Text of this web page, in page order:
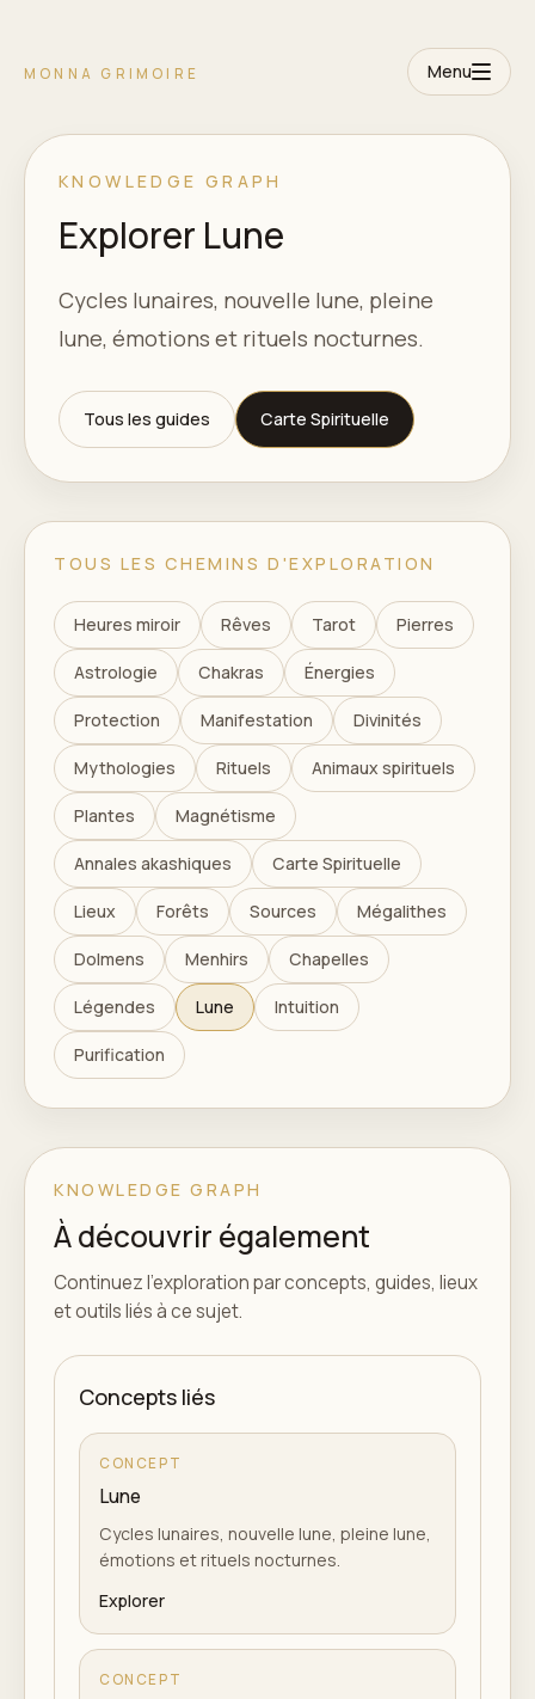
MONNA GRIMOIRE Menu
KNOWLEDGE GRAPH
Explorer Lune
Cycles lunaires, nouvelle lune, pleine
lune, émotions et rituels nocturnes.
Tous les guides Carte Spirituelle
TOUS LES CHEMINS D'EXPLORATION
Heures miroir Rêves Tarot Pierres
Astrologie Chakras Énergies
Protection Manifestation Divinités
Mythologies Rituels Animaux spirituels
Plantes Magnétisme
Annales akashiques Carte Spirituelle
Lieux Forêts Sources Mégalithes
Dolmens Menhirs Chapelles
Légendes Lune Intuition
Purification
KNOWLEDGE GRAPH
À découvrir également
Continuez l'exploration par concepts, guides, lieux
et outils liés à ce sujet.
Concepts liés
CONCEPT
Lune
Cycles lunaires, nouvelle lune, pleine lune,
émotions et rituels nocturnes.
Explorer
CONCEPT